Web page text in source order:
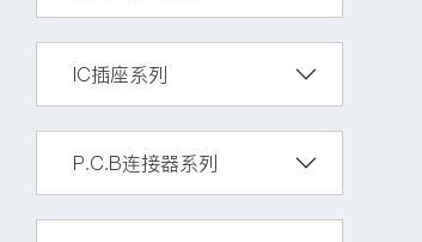
IC插座系列
P.C.B连接器系列